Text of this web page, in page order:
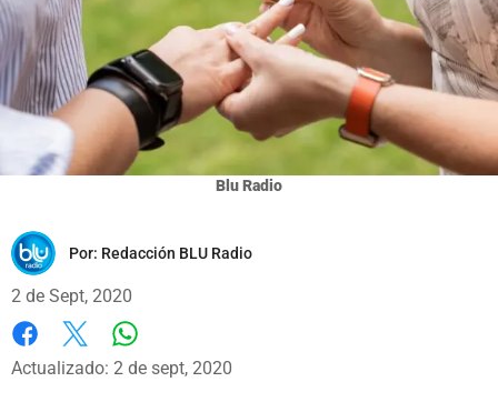
Blu Radio
Por: Redacción BLU Radio
2 de Sept, 2020
Facebook
X
Actualizado: 2 de sept, 2020